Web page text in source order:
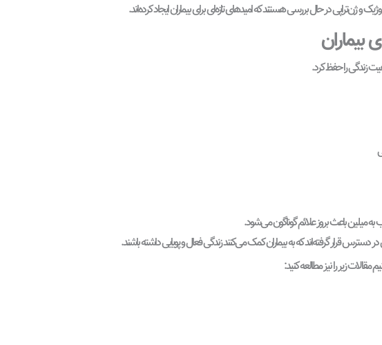
ژن‌تراپی در حال بررسی هستند که امیدهای تازه‌ای برای بیماران ایجاد کرده‌اند.
بیماران
زندگی را حفظ کرد.
میلین باعث بروز علائم گوناگون می‌شود.
قرار گرفته‌اند که به بیماران کمک می‌کنند زندگی فعال و پویایی داشته باشند.
زیر را نیز مطالعه کنید: